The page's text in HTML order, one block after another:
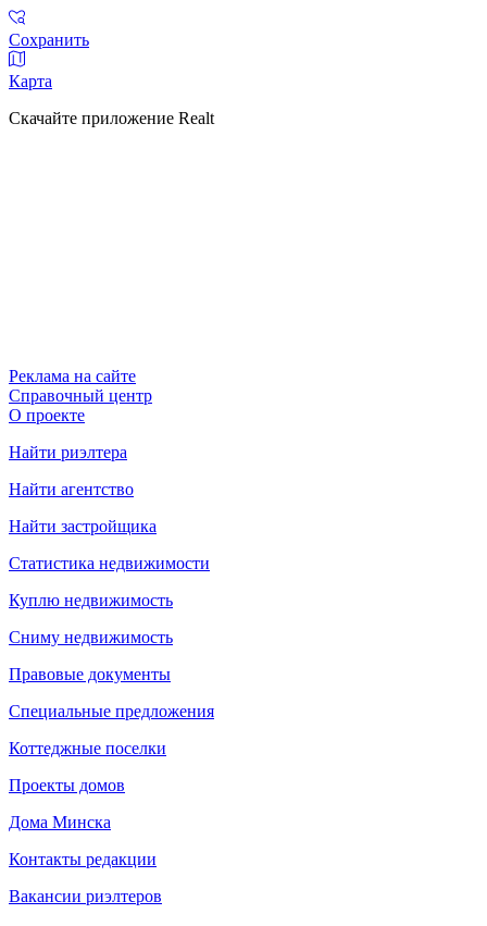
Сохранить
Карта
Скачайте приложение Realt
Реклама на сайте
Справочный центр
О проекте
Найти риэлтера
Найти агентство
Найти застройщика
Статистика недвижимости
Куплю недвижимость
Сниму недвижимость
Правовые документы
Специальные предложения
Коттеджные поселки
Проекты домов
Дома Минска
Контакты редакции
Вакансии риэлтеров